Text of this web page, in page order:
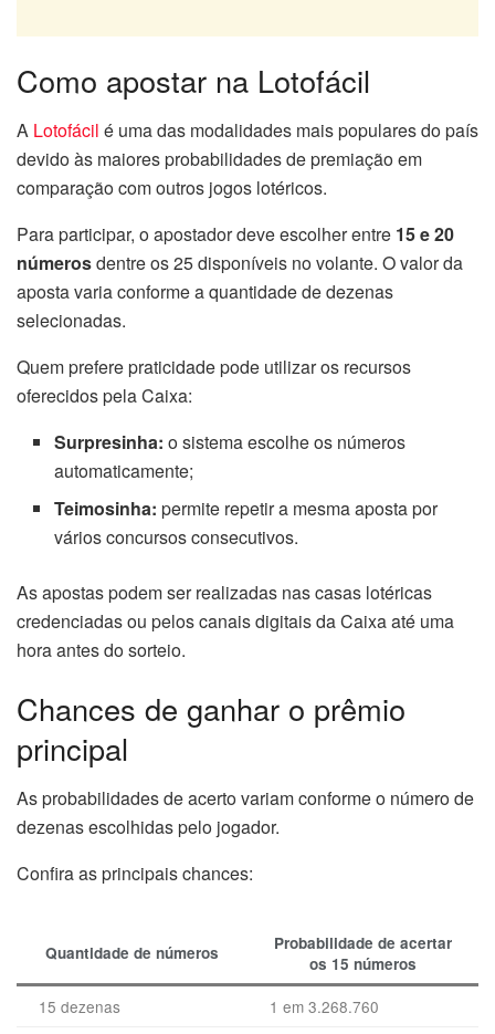
Como apostar na Lotofácil
A Lotofácil é uma das modalidades mais populares do país
devido às maiores probabilidades de premiação em
comparação com outros jogos lotéricos.
Para participar, o apostador deve escolher entre 15 e 20
númerosdentre os 25 disponíveis no volante. O valor da
aposta varia conforme a quantidade de dezenas
selecionadas.
Quem prefere praticidade pode utilizar os recursos
oferecidos pela Caixa:
Surpresinha: o sistema escolhe os números
automaticamente;
Teimosinha: permite repetir a mesma aposta por
vários concursos consecutivos.
As apostas podem ser realizadas nas casas lotéricas
credenciadas ou pelos canais digitais da Caixa até uma
hora antes do sorteio.
Chances de ganhar o prêmio
principal
As probabilidades de acerto variam conforme o número de
dezenas escolhidas pelo jogador.
Confira as principais chances:
Quantidade de números
Probabilidade de acertar
os 15 números
15 dezenas
1 em 3.268.760